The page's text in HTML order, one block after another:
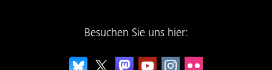
Besuchen Sie uns hier: